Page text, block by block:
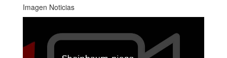
Imagen Noticias